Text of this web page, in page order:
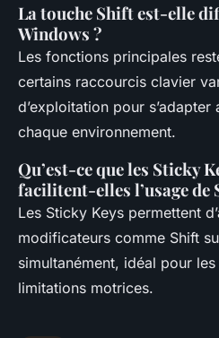
La touche Shift est-elle
Windows ?
Les fonctions principales
certains raccourcis clavier
d’exploitation pour
chaque environnement.
Qu’est-ce que les Sticky
facilitent-elles l’usage de
Les Sticky Keys permettent
modificateurs comme Shift
simultanément, idéal pour
limitations motrices.